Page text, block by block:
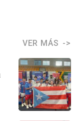
VER MÁS